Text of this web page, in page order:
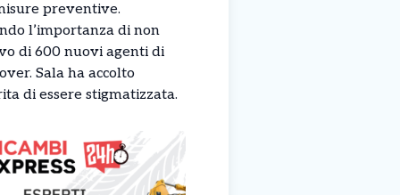
preventive.
l’importanza di non
di 600 nuovi agenti di
Sala ha accolto
di essere stigmatizzata.